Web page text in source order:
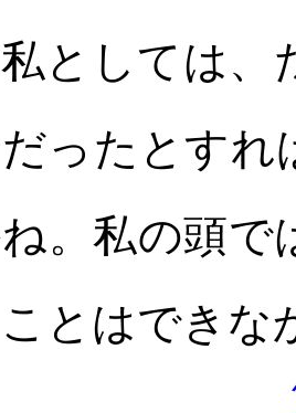
としては、
ったとすれ
。私の頭で
とはできな